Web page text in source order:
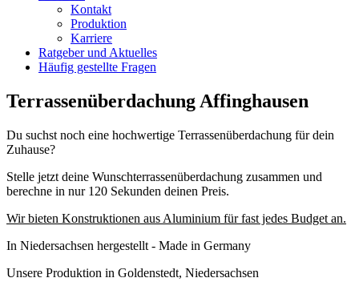
Kontakt
Produktion
Karriere
Ratgeber und Aktuelles
Häufig gestellte Fragen
Terrassenüberdachung Affinghausen
Du suchst noch eine hochwertige Terrassenüberdachung für dein
Zuhause?
Stelle jetzt deine Wunschterrassenüberdachung zusammen und
berechne in nur 120 Sekunden deinen Preis.
Wir bieten Konstruktionen aus Aluminium für fast jedes Budget an.
In Niedersachsen hergestellt - Made in Germany
Unsere Produktion in Goldenstedt, Niedersachsen